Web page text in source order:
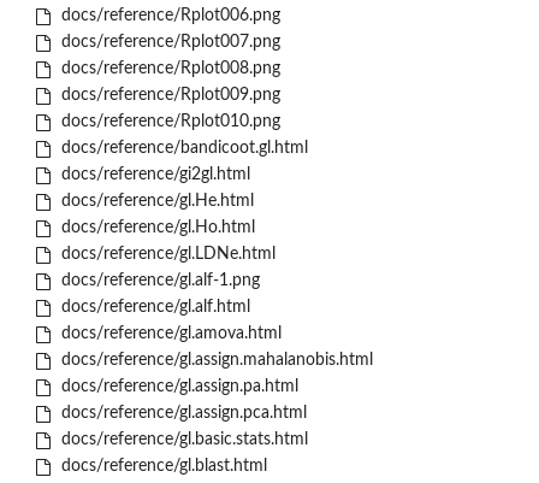
docs/reference/Rplot006.png
docs/reference/Rplot007.png
docs/reference/Rplot008.png
docs/reference/Rplot009.png
docs/reference/Rplot010.png
docs/reference/bandicoot.gl.html
docs/reference/gi2gl.html
docs/reference/gl.He.html
docs/reference/gl.Ho.html
docs/reference/gl.LDNe.html
docs/reference/gl.alf-1.png
docs/reference/gl.alf.html
docs/reference/gl.amova.html
docs/reference/gl.assign.mahalanobis.html
docs/reference/gl.assign.pa.html
docs/reference/gl.assign.pca.html
docs/reference/gl.basic.stats.html
docs/reference/gl.blast.html